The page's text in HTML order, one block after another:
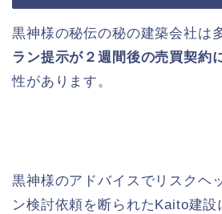
黒神様の秘伝の秘の建築会社は
ラン提示が２週間後の売買契約
性があります。
黒神様のアドバイスでリスクヘ
ン検討依頼を断られたKaito建